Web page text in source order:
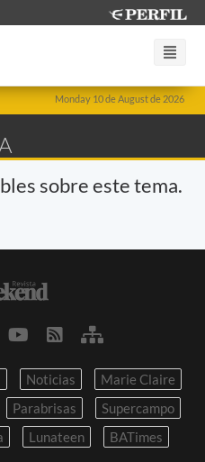
Monday 10 de August de 2026
sobre este tema.
Noticias
Marie Claire
Parabrisas
Supercampo
Lunateen BATimes